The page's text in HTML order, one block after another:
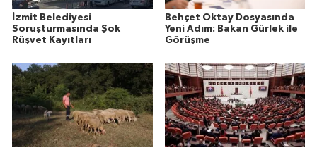
İzmit Belediyesi
Soruşturmasında Şok
Rüşvet Kayıtları
Behçet Oktay Dosyasında
Yeni Adım: Bakan Gürlek ile
Görüşme